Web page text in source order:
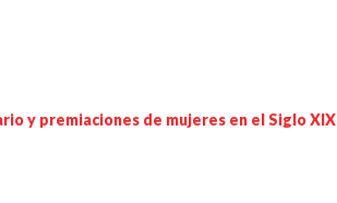
y premiaciones de mujeres en el Siglo XIX